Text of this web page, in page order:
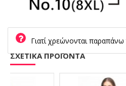
Γιατί χρεώνονται
ΣΧΕΤΙΚΑ ΠΡΟΪΟΝΤΑ